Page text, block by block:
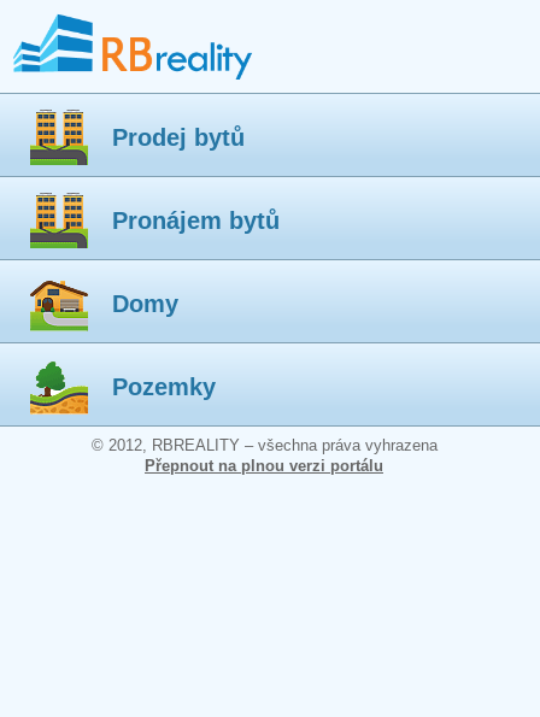
Prodej bytů
Pronájem bytů
Domy
Pozemky
© 2012, RBREALITY – všechna práva vyhrazena
Přepnout na plnou verzi portálu